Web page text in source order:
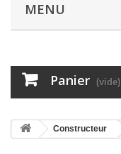
MENU
Panier (vide)
Constructeur